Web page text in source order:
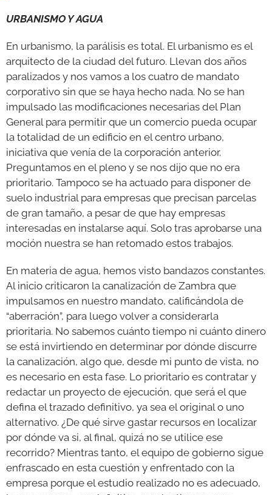
URBANISMO Y AGUA
En urbanismo, la parálisis es total. El urbanismo es el
arquitecto de la ciudad del futuro. Llevan dos años
paralizados y nos vamos a los cuatro de mandato
corporativo sin que se haya hecho nada. No se han
impulsado las modificaciones necesarias del Plan
General para permitir que un comercio pueda ocupar
la totalidad de un edificio en el centro urbano,
iniciativa que venía de la corporación anterior.
Preguntamos en el pleno y se nos dijo que no era
prioritario. Tampoco se ha actuado para disponer de
suelo industrial para empresas que precisan parcelas
de gran tamaño, a pesar de que hay empresas
interesadas en instalarse aquí. Solo tras aprobarse una
moción nuestra se han retomado estos trabajos.
En materia de agua, hemos visto bandazos constantes.
Al inicio criticaron la canalización de Zambra que
impulsamos en nuestro mandato, calificándola de
“aberración”, para luego volver a considerarla
prioritaria. No sabemos cuánto tiempo ni cuánto dinero
se está invirtiendo en determinar por dónde discurre
la canalización, algo que, desde mi punto de vista, no
es necesario en esta fase. Lo prioritario es contratar y
redactar un proyecto de ejecución, que será el que
defina el trazado definitivo, ya sea el original o uno
alternativo. ¿De qué sirve gastar recursos en localizar
por dónde va si, al final, quizá no se utilice ese
recorrido? Mientras tanto, el equipo de gobierno sigue
enfrascado en esta cuestión y enfrentado con la
empresa porque el estudio realizado no es adecuado,